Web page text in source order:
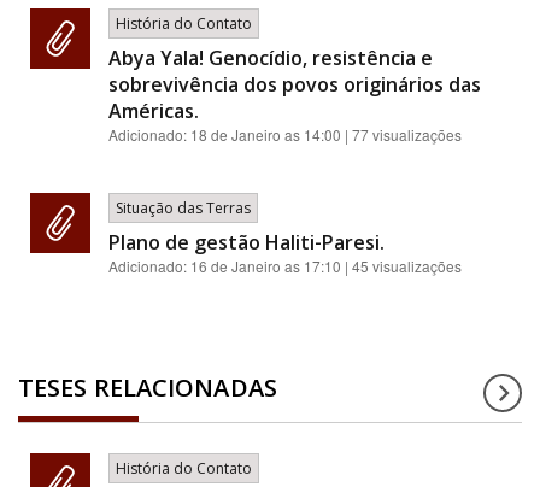
História do Contato
Abya Yala! Genocídio, resistência e
sobrevivência dos povos originários das
Américas.
Adicionado: 18 de Janeiro as 14:00 | 77 visualizações
Situação das Terras
Plano de gestão Haliti-Paresi.
Adicionado: 16 de Janeiro as 17:10 | 45 visualizações
TESES RELACIONADAS
História do Contato